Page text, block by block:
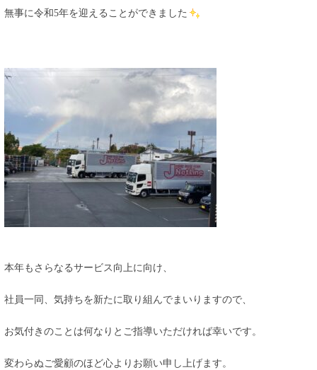
無事に令和5年を迎えることができました
本年もさらなるサービス向上に向け、
社員一同、気持ちを新たに取り組んでまいりますので、
お気付きのことは何なりとご指導いただければ幸いです。
変わらぬご愛顧のほど心よりお願い申し上げます。